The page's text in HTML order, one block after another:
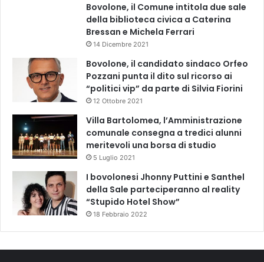
Bovolone, il Comune intitola due sale
della biblioteca civica a Caterina
Bressan e Michela Ferrari
14 Dicembre 2021
Bovolone, il candidato sindaco Orfeo
Pozzani punta il dito sul ricorso ai
“politici vip” da parte di Silvia Fiorini
12 Ottobre 2021
Villa Bartolomea, l’Amministrazione
comunale consegna a tredici alunni
meritevoli una borsa di studio
5 Luglio 2021
I bovolonesi Jhonny Puttini e Santhel
della Sale parteciperanno al reality
“Stupido Hotel Show”
18 Febbraio 2022